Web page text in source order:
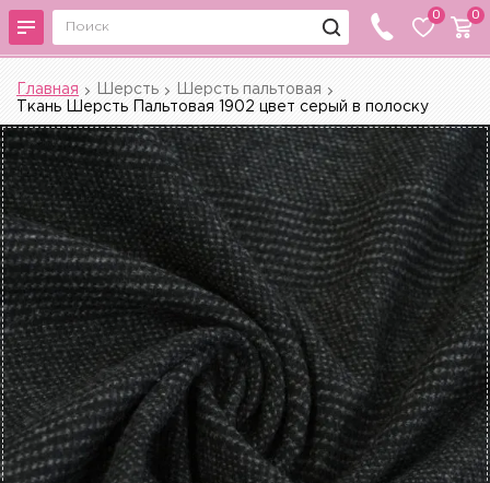
0 0
Главная Шерсть
Шерсть пальтовая
Ткань Шерсть Пальтовая 1902 цвет серый в полоску